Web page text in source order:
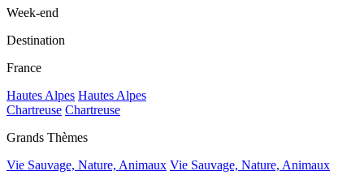
Week-end
Destination
France
Hautes Alpes Hautes Alpes
Chartreuse Chartreuse
Grands Thèmes
Vie Sauvage, Nature, Animaux Vie Sauvage, Nature, Animaux